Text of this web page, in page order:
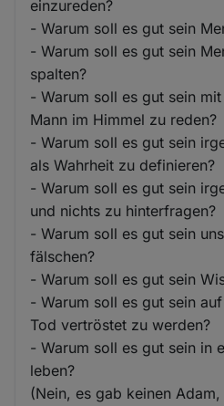
einzureden?
- Warum soll es gut sein
- Warum soll es gut sein
spalten?
- Warum soll es gut sein
Mann im Himmel zu reden?
- Warum soll es gut sein
als Wahrheit zu definieren?
- Warum soll es gut sein
und nichts zu hinterfragen?
- Warum soll es gut sein
fälschen?
- Warum soll es gut sein
- Warum soll es gut sein
Tod vertröstet zu werden?
- Warum soll es gut sein in
leben?
(Nein, es gab keinen